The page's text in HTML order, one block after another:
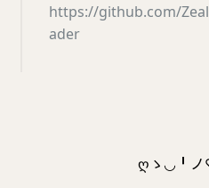
https://github.com/
ader
ღゝ◡╹